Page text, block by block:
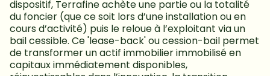
dispositif, Terrafine achète une partie ou la totalité
du foncier (que ce soit lors d’une installation ou en
cours d’activité) puis le reloue à l’exploitant via un
bail cessible. Ce 'lease-back' ou cession-bail permet
de transformer un actif immobilier immobilisé en
capitaux immédiatement disponibles,